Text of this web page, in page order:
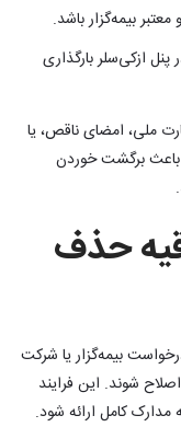
بیمه‌گزار باشد.
ازکی‌سلر بارگذاری
ملی، امضای ناقص، یا
برگشت خوردن
حذف
بیمه‌گزار یا شرکت
شوند. این فرایند
کامل ارائه شود.